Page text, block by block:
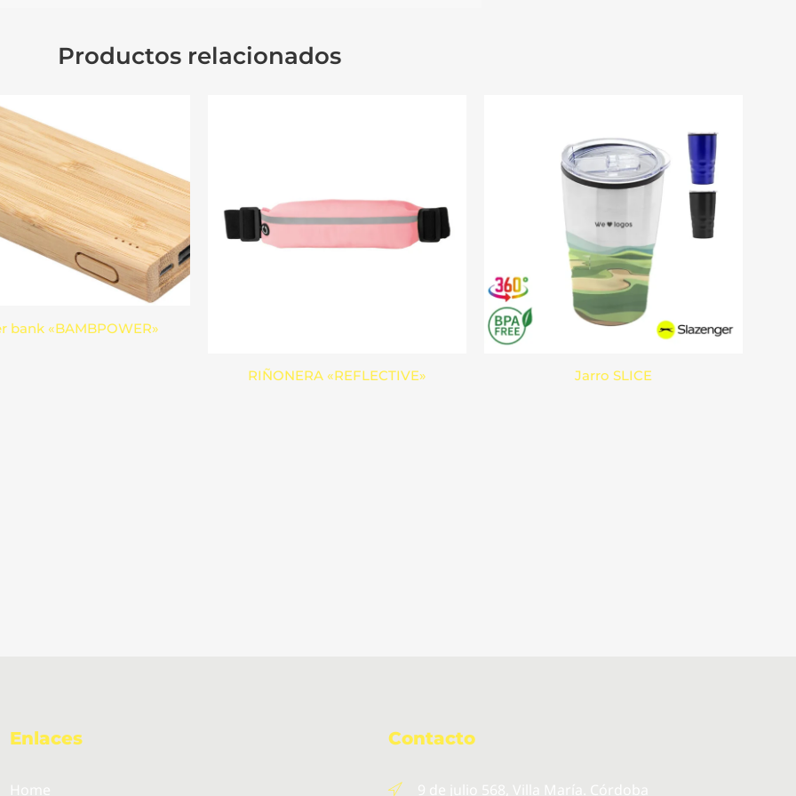
Productos relacionados
bank «BAMBPOWER»
RIÑONERA «REFLECTIVE» Jarro SLICE
Enlaces
Home
Contacto
9 de julio 568, Villa María. Córdoba